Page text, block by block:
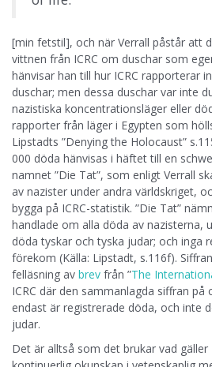
[min fetstil], och när Verrall påstår att
vittnen från ICRC om duschar som
hänvisar han till hur ICRC rapporterar
duschar; men dessa duschar var inte
nazistiska koncentrationsläger eller
rapporter från läger i Egypten som
Lipstadts ”Denying the Holocaust”
000 döda hänvisas i häftet till en
namnet ”Die Tat”, som enligt Verrall
av nazister under andra världskriget,
bygga på ICRC-statistik. ”Die Tat”
handlade om alla döda av nazisterna,
döda tyskar och tyska judar; och inga
förekom (Källa: Lipstadt, s.116f).
felläsning av brev från ”The
ICRC där den sammanlagda siffran på
endast är registrerade döda, och inte
judar.
Det är alltså som det brukar vad gäller